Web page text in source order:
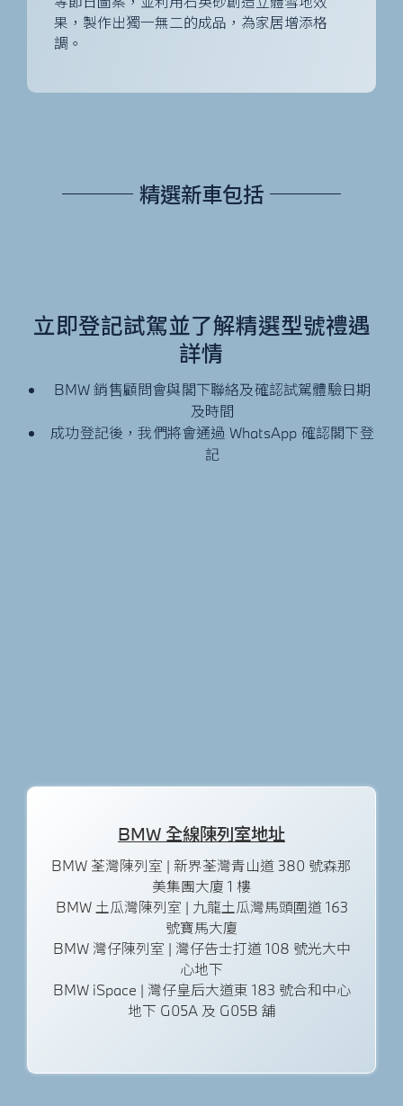
果，製作出獨一無二的成品，為家居增添格
調。
精選新車包括
立即登記試駕並了解精選型號禮遇
詳情
BMW 銷售顧問會與閣下聯絡及確認試駕體驗日期
及時間
成功登記後，我們將會通過 WhatsApp 確認閣下登
記
BMW 全線陳列室地址
BMW 荃灣陳列室 | 新界荃灣青山道 380 號森那
美集團大廈 1 樓
BMW 土瓜灣陳列室 | 九龍土瓜灣馬頭圍道 163
號寶馬大廈
BMW 灣仔陳列室 | 灣仔告士打道 108 號光大中
心地下
BMW iSpace | 灣仔皇后大道東 183 號合和中心
地下 G05A 及 G05B 舖